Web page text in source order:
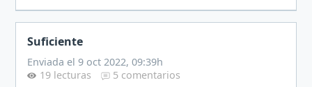
Suficiente
Enviada el 9 oct 2022, 09:39h
19 lecturas
5 comentarios